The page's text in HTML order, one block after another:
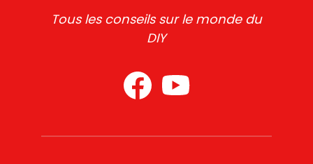
Tous les conseils sur le monde du
DIY